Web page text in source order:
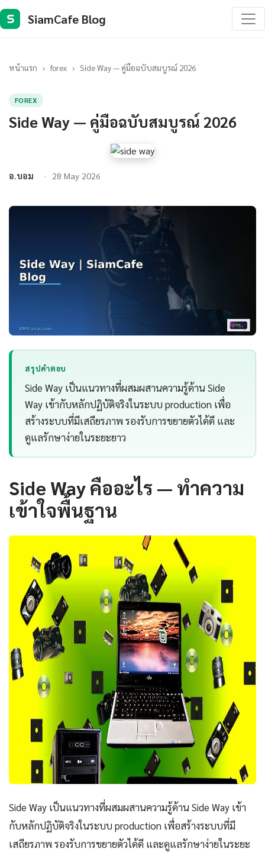
S SiamCafe Blog
หน้าแรก › forex › Side Way — คู่มือฉบับสมบูรณ์ 2026
FOREX
Side Way — คู่มือฉบับสมบูรณ์ 2026
อ.บอม 28 May 2026
สรุปคำตอบ
Side Way เป็นแนวทางที่ผสมผสานความรู้ด้าน Side
Way เข้ากับหลักปฏิบัติจริงในระบบ production เพื่อ
สร้างระบบที่มีเสถียรภาพ รองรับการขยายตัวได้ดี และ
ดูแลรักษาง่ายในระยะยาว
Side Way คืออะไร — ทำความ
เข้าใจพื้นฐาน
Side Way เป็นแนวทางที่ผสมผสานความรู้ด้าน Side Way เข้า
กับหลักปฏิบัติจริงในระบบ production เพื่อสร้างระบบที่มี
เสถียรภาพ รองรับการขยายตัวได้ดี และดูแลรักษาง่ายในระยะ